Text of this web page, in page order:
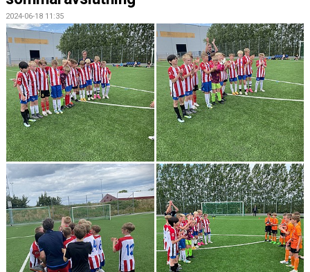
KONTAKT
TRUPPEN
2024-06-18 11:35